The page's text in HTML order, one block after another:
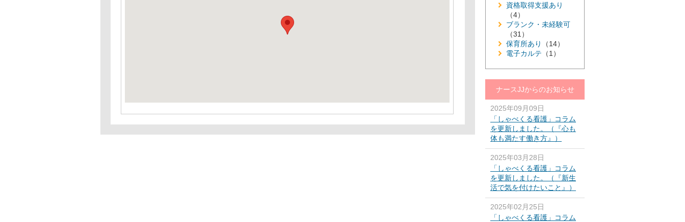
資格取得支援あり
（4）
ブランク・未経験可
（31）
保育所あり
（14）
電子カルテ （1）
ナースJJからのお知らせ
2025年09月09日
「しゃべくる看護」コラム
を更新しました。（『心も
体も満たす働き方』）
2025年03月28日
「しゃべくる看護」コラム
を更新しました。（『新生
活で気を付けたいこと』）
2025年02月25日
「しゃべくる看護」コラム